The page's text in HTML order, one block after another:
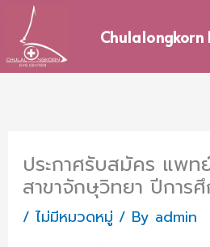
content
Chulalongkorn
ประกาศรับสมัคร แพท
สาขาจักษุวิทยา ปีการ
/ ไม่มีหมวดหมู่ / By admin